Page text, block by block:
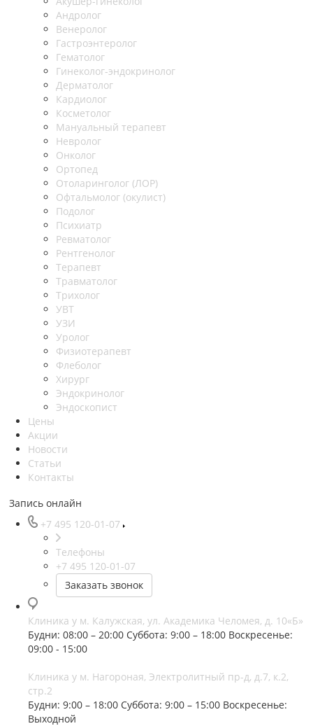
Андролог
Венеролог
Гастроэнтеролог
Гематолог
Гинеколог-эндокринолог
Дерматолог
Кардиолог
Косметолог
Мануальный терапевт
Невролог
Онколог
Ортопед
Отоларинголог (ЛОР)
Офтальмолог (окулист)
Подолог
Психиатр
Ревматолог
Рентгенолог
Терапевт
Травматолог
Трихолог
УВТ
УЗИ
Уролог
Физиотерапевт
Флеболог
Хирург
Эндокринолог
Эндоскопист
Цены
Акции
Новости
Статьи
Контакты
Запись онлайн
+7 495 120-01-07
Телефоны
+7 495 120-01-07
Заказать звонок
Клиника у м. Калужская, ул. Академика Челомея, д. 10«Б»
Будни: 08:00 – 20:00 Суббота: 9:00 – 18:00 Воскресенье:
09:00 - 15:00
Клиника у м. Нагороная, Электролитный пр-д, д.7, к.2,
стр.2
Будни: 9:00 – 18:00 Суббота: 9:00 – 15:00 Воскресенье:
Выходной